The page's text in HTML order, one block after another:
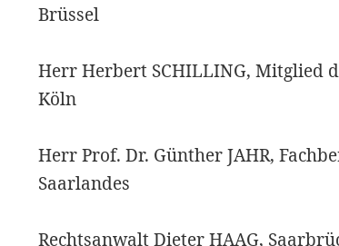
Brüssel
Herr Herbert SCHILLING, Mitglied
Köln
Herr Prof. Dr. Günther JAHR,
Saarlandes
Rechtsanwalt Dieter HAAG,